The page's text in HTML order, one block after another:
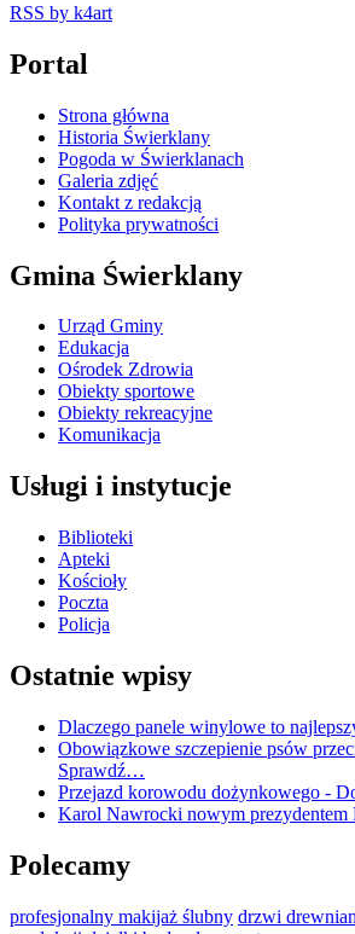
RSS by k4art
Portal
Strona główna
Historia Świerklany
Pogoda w Świerklanach
Galeria zdjęć
Kontakt z redakcją
Polityka prywatności
Gmina Świerklany
Urząd Gminy
Edukacja
Ośrodek Zdrowia
Obiekty sportowe
Obiekty rekreacyjne
Komunikacja
Usługi i instytucje
Biblioteki
Apteki
Kościoły
Poczta
Policja
Ostatnie wpisy
Dlaczego panele winylowe to
Obowiązkowe szczepienie psów
Sprawdź…
Przejazd korowodu dożynkowego -
Karol Nawrocki nowym
Polecamy
profesjonalny makijaż ślubny drzwi